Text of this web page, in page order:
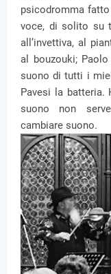
psicodromma
voce, di solito su
all’invettiva, al
al bouzouki;
suono di tutti i
Pavesi la batteria.
suono non
cambiare suono.